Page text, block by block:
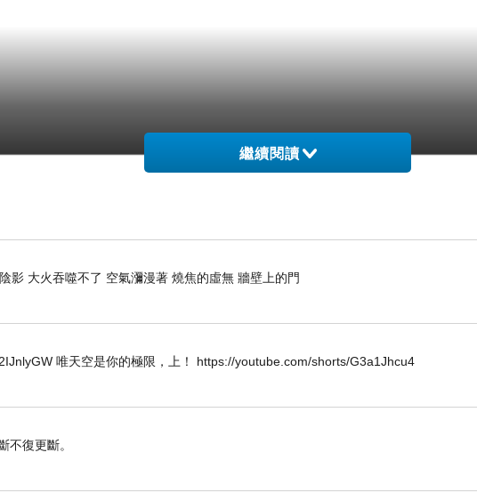
繼續閱讀
影 大火吞噬不了 空氣瀰漫著 燒焦的虛無 牆壁上的門
唯天空是你的極限，上！ https://youtube.com/shorts/G3a1Jhcu4
不復更斷。